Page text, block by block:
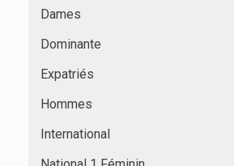
Dames
Dominante
Expatriés
Hommes
International